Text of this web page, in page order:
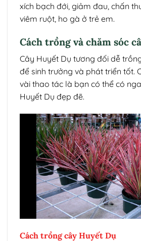
xích bạch đới, giảm đau, chấn
viêm ruột, ho gà ở trẻ em.
Cách trồng và chăm sóc
Cây Huyết Dụ tương đối dễ
để sinh trưởng và phát triển tốt.
vài thao tác là bạn có thể có
Huyết Dụ đẹp đẽ.
Cách trồng cây Huyết Dụ